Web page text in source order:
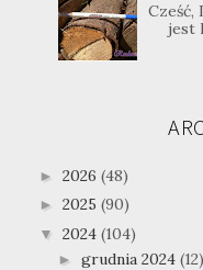
Cześć,
jest
► 2026 (48)
► 2025 (90)
▼ 2024 (104)
► grudnia 2024 (12)